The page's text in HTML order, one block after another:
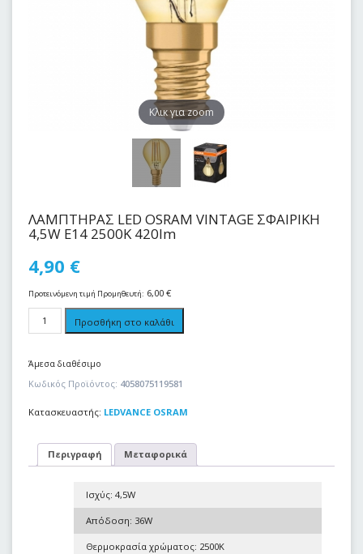
Kλικ για zoom
ΛΑΜΠΤΗΡΑΣ LED OSRAM VINTAGE ΣΦΑΙΡΙΚΗ
4,5W E14 2500Κ 420lm
4,90 €
Προτεινόμενη τιμή Προμηθευτή: 6,00 €
Προσθήκη στο καλάθι
Άμεσα διαθέσιμο
Κωδικός Προϊόντος: 4058075119581
Κατασκευαστής: LEDVANCE OSRAM
Περιγραφή Μεταφορικά
Ισχύς: 4,5W
Απόδοση: 36W
Θερμοκρασία χρώματος: 2500K